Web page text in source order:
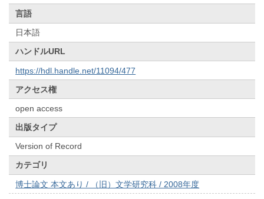
言語
日本語
ハンドルURL
https://hdl.handle.net/11094/477
アクセス権
open access
出版タイプ
Version of Record
カテゴリ
博士論文 本文あり / （旧）文学研究科 / 2008年度